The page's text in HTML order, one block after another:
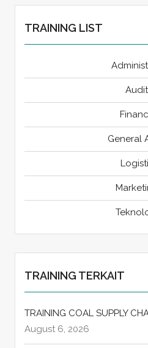
TRAINING LIST
Audit
General
TRAINING TERKAIT
TRAINING COAL SUPPLY
August 6, 2026